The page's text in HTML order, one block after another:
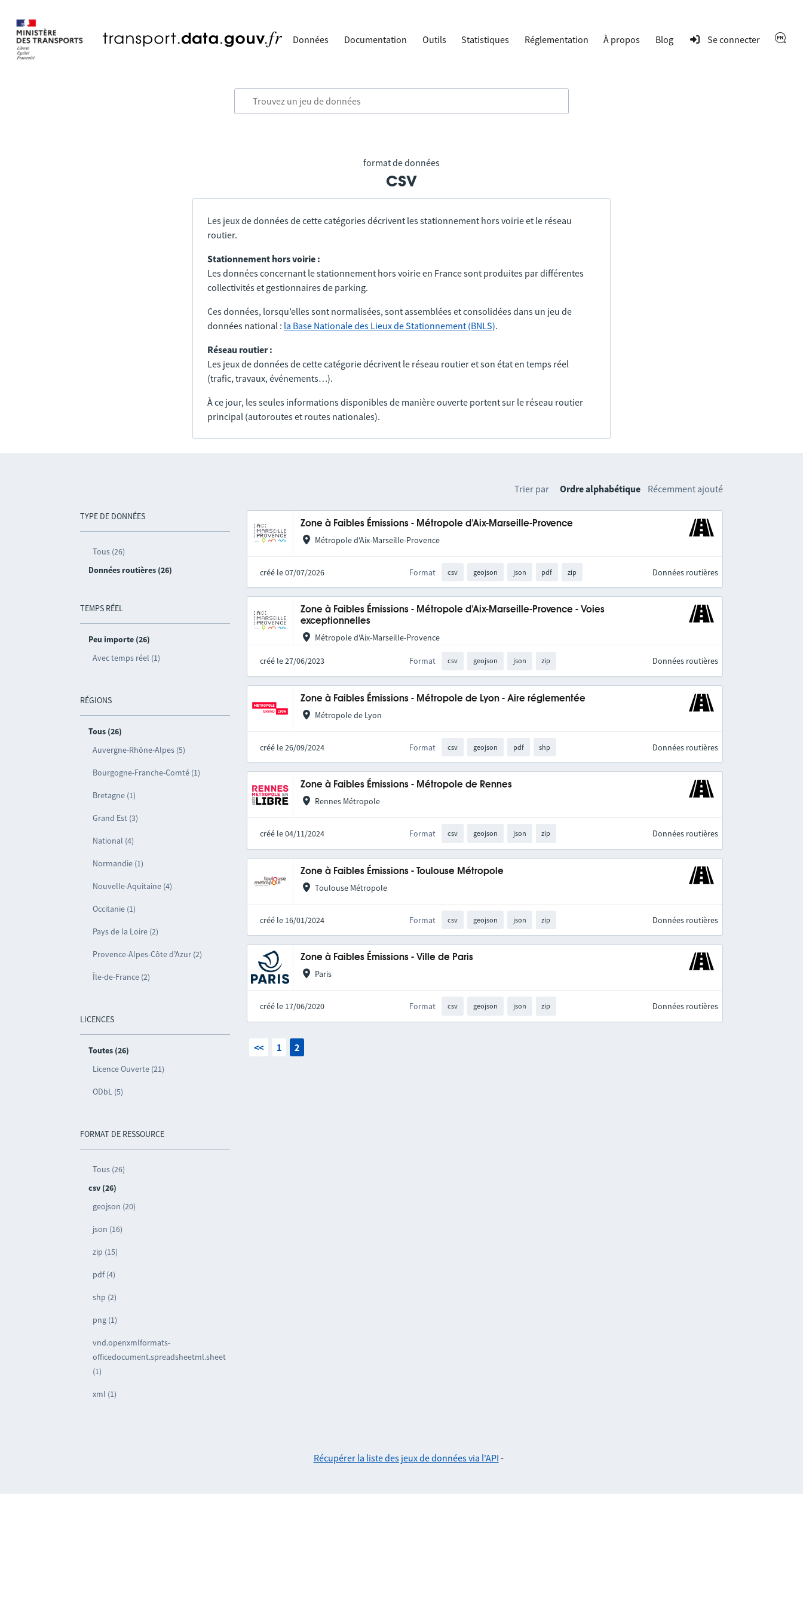
Données Documentation Outils Statistiques Réglementation À propos Blog Se connecter
format de données
csv
Les jeux de données de cette catégories décrivent les stationnement hors voirie et le réseau
routier.
Stationnement hors voirie :
Les données concernant le stationnement hors voirie en France sont produites par différentes
collectivités et gestionnaires de parking.
Ces données, lorsqu’elles sont normalisées, sont assemblées et consolidées dans un jeu de
données national : la Base Nationale des Lieux de Stationnement (BNLS).
Réseau routier :
Les jeux de données de cette catégorie décrivent le réseau routier et son état en temps réel
(trafic, travaux, événements…).
À ce jour, les seules informations disponibles de manière ouverte portent sur le réseau routier
principal (autoroutes et routes nationales).
TYPE DE DONNÉES
Tous (26)
Données routières (26)
TEMPS RÉEL
Peu importe (26)
Avec temps réel (1)
RÉGIONS
Tous (26)
Auvergne-Rhône-Alpes (5)
Bourgogne-Franche-Comté (1)
Bretagne (1)
Grand Est (3)
National (4)
Normandie (1)
Nouvelle-Aquitaine (4)
Occitanie (1)
Pays de la Loire (2)
Provence-Alpes-Côte d’Azur (2)
Île-de-France (2)
LICENCES
Toutes (26)
Licence Ouverte (21)
ODbL (5)
FORMAT DE RESSOURCE
Tous (26)
csv (26)
geojson (20)
json (16)
zip (15)
pdf (4)
shp (2)
png (1)
vnd.openxmlformats-
officedocument.spreadsheetml.sheet
(1)
xml (1)
Trier par Ordre alphabétique Récemment ajouté
Zone à Faibles Émissions - Métropole d'Aix-Marseille-Provence
Métropole d'Aix-Marseille-Provence
créé le 07/07/2026 Format csv geojson json pdf zip Données routières
Zone à Faibles Émissions - Métropole d'Aix-Marseille-Provence - Voies
exceptionnelles
Métropole d'Aix-Marseille-Provence
créé le 27/06/2023 Format csv geojson json zip Données routières
Zone à Faibles Émissions - Métropole de Lyon - Aire réglementée
Métropole de Lyon
créé le 26/09/2024 Format csv geojson pdf shp Données routières
Zone à Faibles Émissions - Métropole de Rennes
Rennes Métropole
créé le 04/11/2024 Format csv geojson json zip Données routières
Zone à Faibles Émissions - Toulouse Métropole
Toulouse Métropole
créé le 16/01/2024 Format csv geojson json zip Données routières
Zone à Faibles Émissions - Ville de Paris
Paris
créé le 17/06/2020 Format csv geojson json zip Données routières
<< 1 2
Récupérer la liste des jeux de données via l'API -